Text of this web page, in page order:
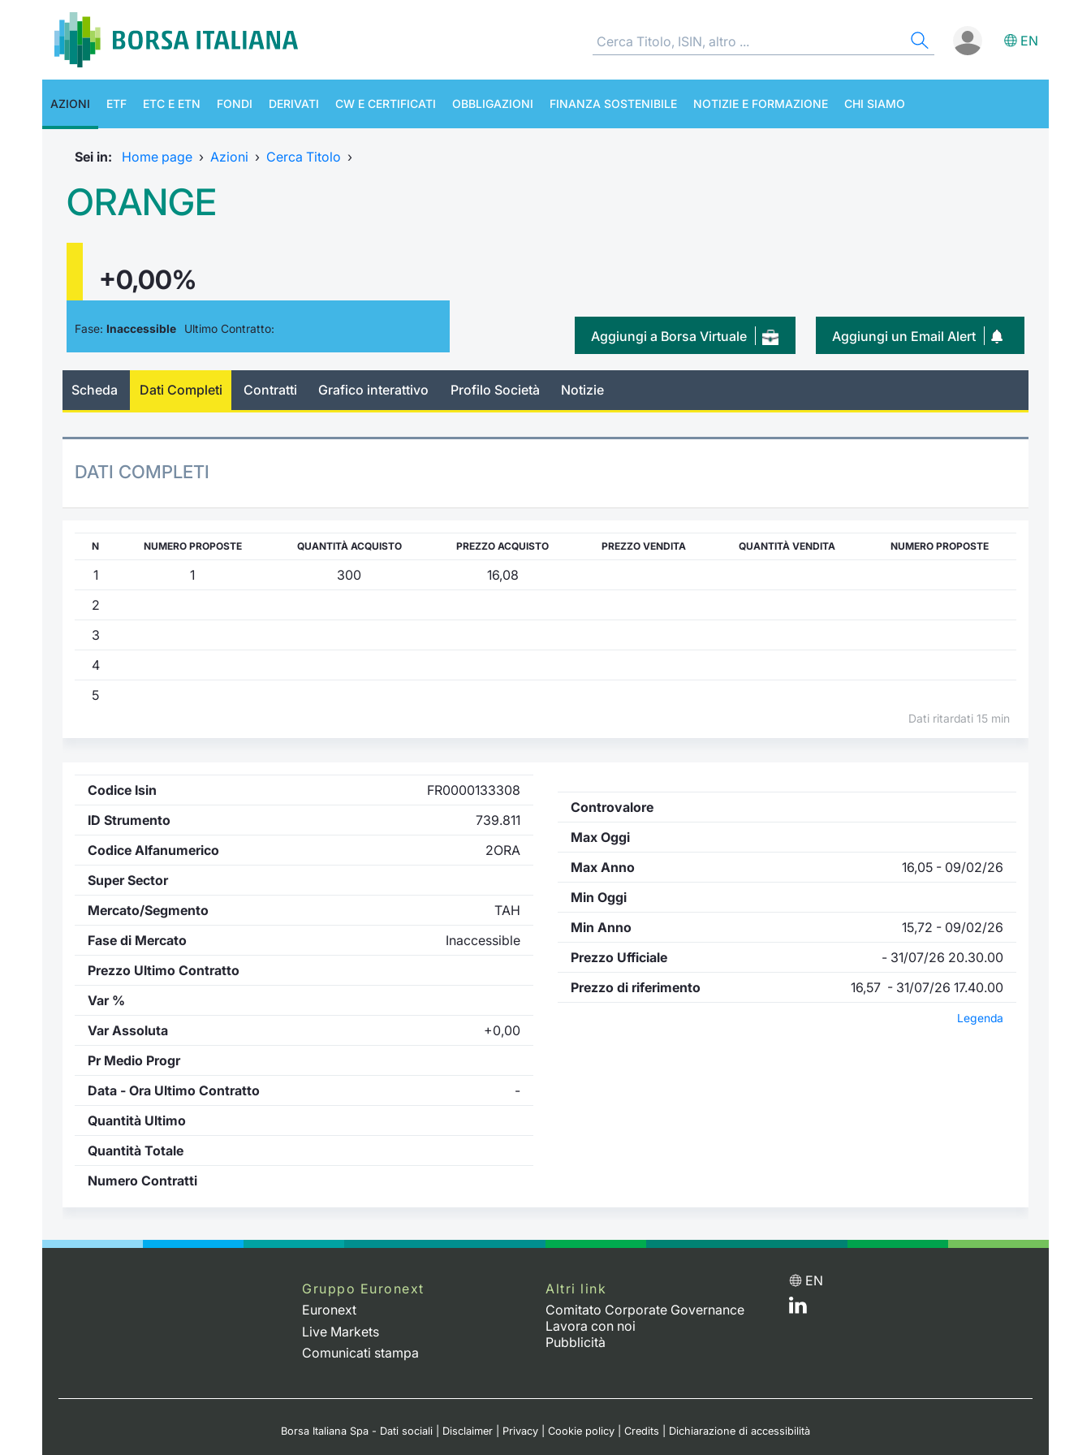
EN
AZIONI ETF ETC E ETN FONDI DERIVATI CW E CERTIFICATI OBBLIGAZIONI FINANZA SOSTENIBILE NOTIZIE E FORMAZIONE CHI SIAMO
Sei in: Home page › Azioni › Cerca Titolo ›
ORANGE
+0,00%
Fase: Inaccessible Ultimo Contratto: Aggiungi un Email Alert
Aggiungi a Borsa Virtuale
Scheda Dati Completi Contratti Grafico interattivo Profilo Società Notizie
DATI COMPLETI
N NUMERO PROPOSTE QUANTITÀ ACQUISTO PREZZO ACQUISTO PREZZO VENDITA QUANTITÀ VENDITA NUMERO PROPOSTE
1 1 300
16,08
2
3
4
5
Dati ritardati 15 min
Codice Isin
FR0000133308
ID Strumento
739.811
Codice Alfanumerico
2ORA
Super Sector
Mercato/Segmento
TAH
Fase di Mercato
Inaccessible
Prezzo Ultimo Contratto
Var %
Var Assoluta
+0,00
Pr Medio Progr
Data - Ora Ultimo Contratto
-
Quantità Ultimo
Quantità Totale
Numero Contratti
Controvalore
Max Oggi
Max Anno
16,05 - 09/02/26
Min Oggi
Min Anno
15,72 - 09/02/26
Prezzo Ufficiale
- 31/07/26 20.30.00
Prezzo di riferimento
16,57 - 31/07/26 17.40.00
Legenda
Gruppo Euronext
Euronext
Live Markets
Comunicati stampa
Altri link
Comitato Corporate Governance
Lavora con noi
Pubblicità
EN
Borsa Italiana Spa - Dati sociali Disclaimer Privacy Cookie policy Credits Dichiarazione di accessibilità